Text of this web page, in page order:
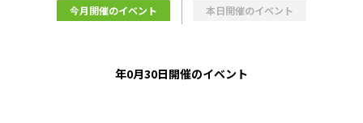
今月開催のイベント 本日開催のイベント
年0月30日開催のイベント